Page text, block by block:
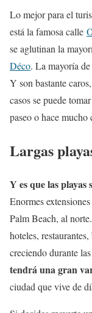
Lo mejor para el
está la famosa calle
se aglutinan la
Déco. La mayoría
Y son bastante
casos se puede
paseo o hace
Largas
Y es que las
Enormes
Palm Beach, al
hoteles,
creciendo durante
tendrá una gran
ciudad que vive de